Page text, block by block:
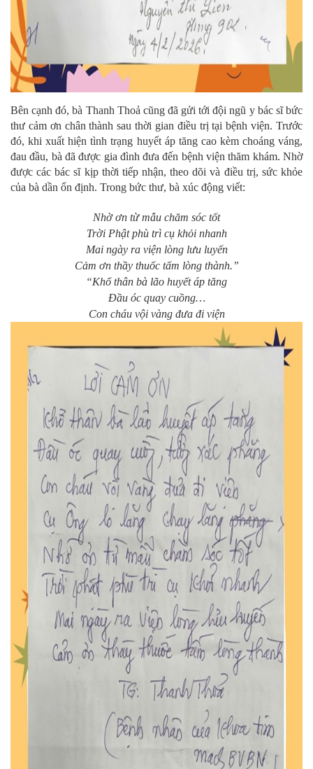
Bên cạnh đó, bà Thanh Thoả cũng đã gửi tới đội ngũ y bác sĩ bức
thư cảm ơn chân thành sau thời gian điều trị tại bệnh viện. Trước
đó, khi xuất hiện tình trạng huyết áp tăng cao kèm choáng váng,
đau đầu, bà đã được gia đình đưa đến bệnh viện thăm khám. Nhờ
được các bác sĩ kịp thời tiếp nhận, theo dõi và điều trị, sức khỏe
của bà dần ổn định. Trong bức thư, bà xúc động viết:
Nhờ ơn từ mẫu chăm sóc tốt
Trời Phật phù trì cụ khỏi nhanh
Mai ngày ra viện lòng lưu luyến
Cảm ơn thầy thuốc tấm lòng thành.”
“Khổ thân bà lão huyết áp tăng
Đầu óc quay cuồng…
Con cháu vội vàng đưa đi viện